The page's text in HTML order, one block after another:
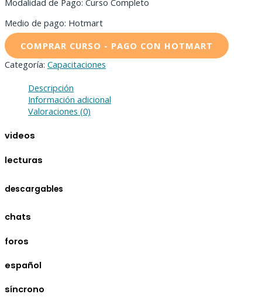
Modalidad de Pago: Curso Completo
Medio de pago: Hotmart
COMPRAR CURSO - PAGO CON HOTMART
Categoría: Capacitaciones
Descripción
Información adicional
Valoraciones (0)
videos
lecturas
descargables
chats
foros
español
síncrono